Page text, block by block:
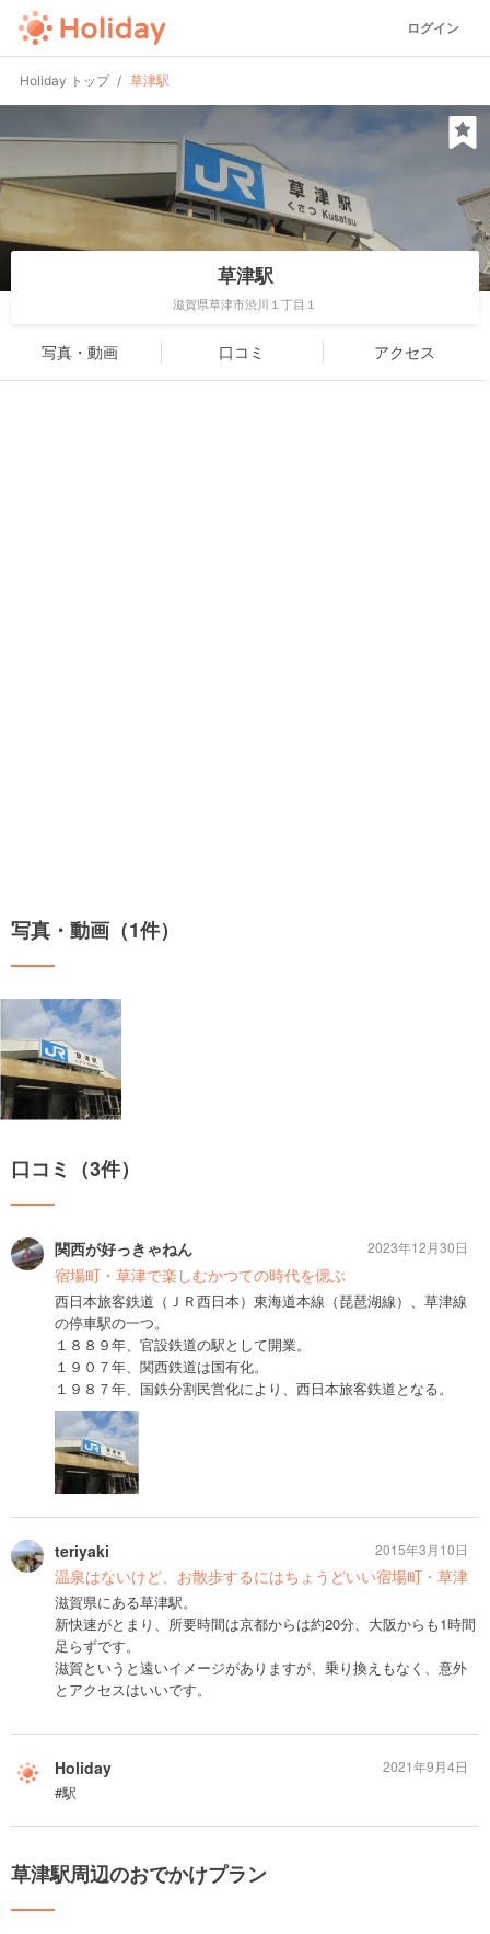
ログイン
Holiday トップ 草津駅
草津駅
滋賀県草津市渋川１丁目１
写真・動画 口コミ アクセス
写真・動画（1件）
口コミ（3件）
関西が好っきゃねん
宿場町・草津で楽しむかつての時代を偲ぶ
西日本旅客鉄道（ＪＲ西日本）東海道本線（琵琶湖線）、草津線
の停車駅の一つ。
１８８９年、官設鉄道の駅として開業。
１９０７年、関西鉄道は国有化。
１９８７年、国鉄分割民営化により、西日本旅客鉄道となる。
2023年12月30日
teriyaki
温泉はないけど、お散歩するにはちょうどいい宿場町・草津
滋賀県にある草津駅。
新快速がとまり、所要時間は京都からは約20分、大阪からも1時間
足らずです。
滋賀というと遠いイメージがありますが、乗り換えもなく、意外
とアクセスはいいです。
2015年3月10日
Holiday
#駅
2021年9月4日
草津駅周辺のおでかけプラン